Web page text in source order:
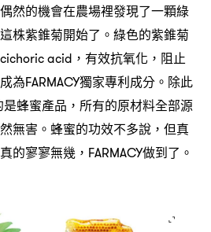
然的機會在農場裡發現了一顆綠
株紫錐菊開始了。 綠色的紫錐菊
cichoric acid， 有效抗氧化 ， 阻止
成為FARMACY獨家專利成分。 除此
蜂蜜產品 ， 所有的原材料全部源
無害。蜂蜜的功效不多說 ， 但真
的寥寥無幾 ，FARMACY做到了。